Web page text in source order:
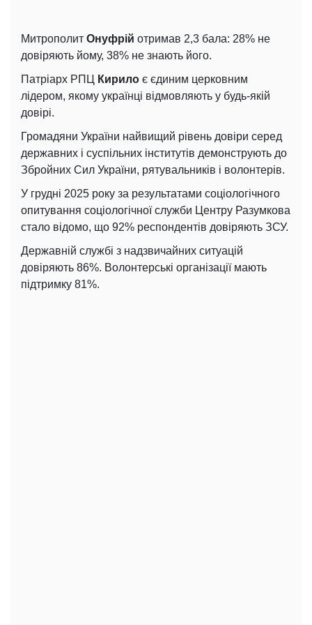
Митрополит Онуфрій отримав 2,3 бала: 28% не
довіряють йому, 38% не знають його.
Патріарх РПЦ Кирило є єдиним церковним
лідером, якому українці відмовляють у будь-якій
довірі.
Громадяни України найвищий рівень довіри серед
державних і суспільних інститутів демонструють до
Збройних Сил України, рятувальників і волонтерів.
У грудні 2025 року за результатами соціологічного
опитування соціологічної служби Центру Разумкова
стало відомо, що 92% респондентів довіряють ЗСУ.
Державній службі з надзвичайних ситуацій
довіряють 86%. Волонтерські організації мають
підтримку 81%.